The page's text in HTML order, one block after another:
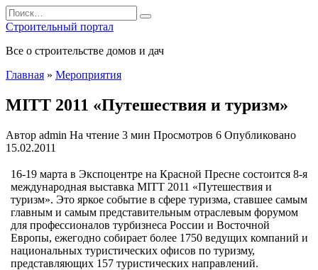
Перейти
к
содержанию
Search
for:
Строительный портал
Все о строительстве домов и дач
Главная » Мероприятия
MITT 2011 «Путешествия и туризм»
Автор admin На чтение 3 мин Просмотров 6 Опубликовано
15.02.2011
16-19 марта в Экспоцентре на Красной Пресне состоится 8-я
международная выставка MITT 2011 «Путешествия и
туризм». Это яркое событие в сфере туризма, ставшее самым
главным и самым представительным отраслевым форумом
для профессионалов турбизнеса России и Восточной
Европы, ежегодно собирает более 1750 ведущих компаний и
национальных туристических офисов по туризму,
представляющих 157 туристических направлений.